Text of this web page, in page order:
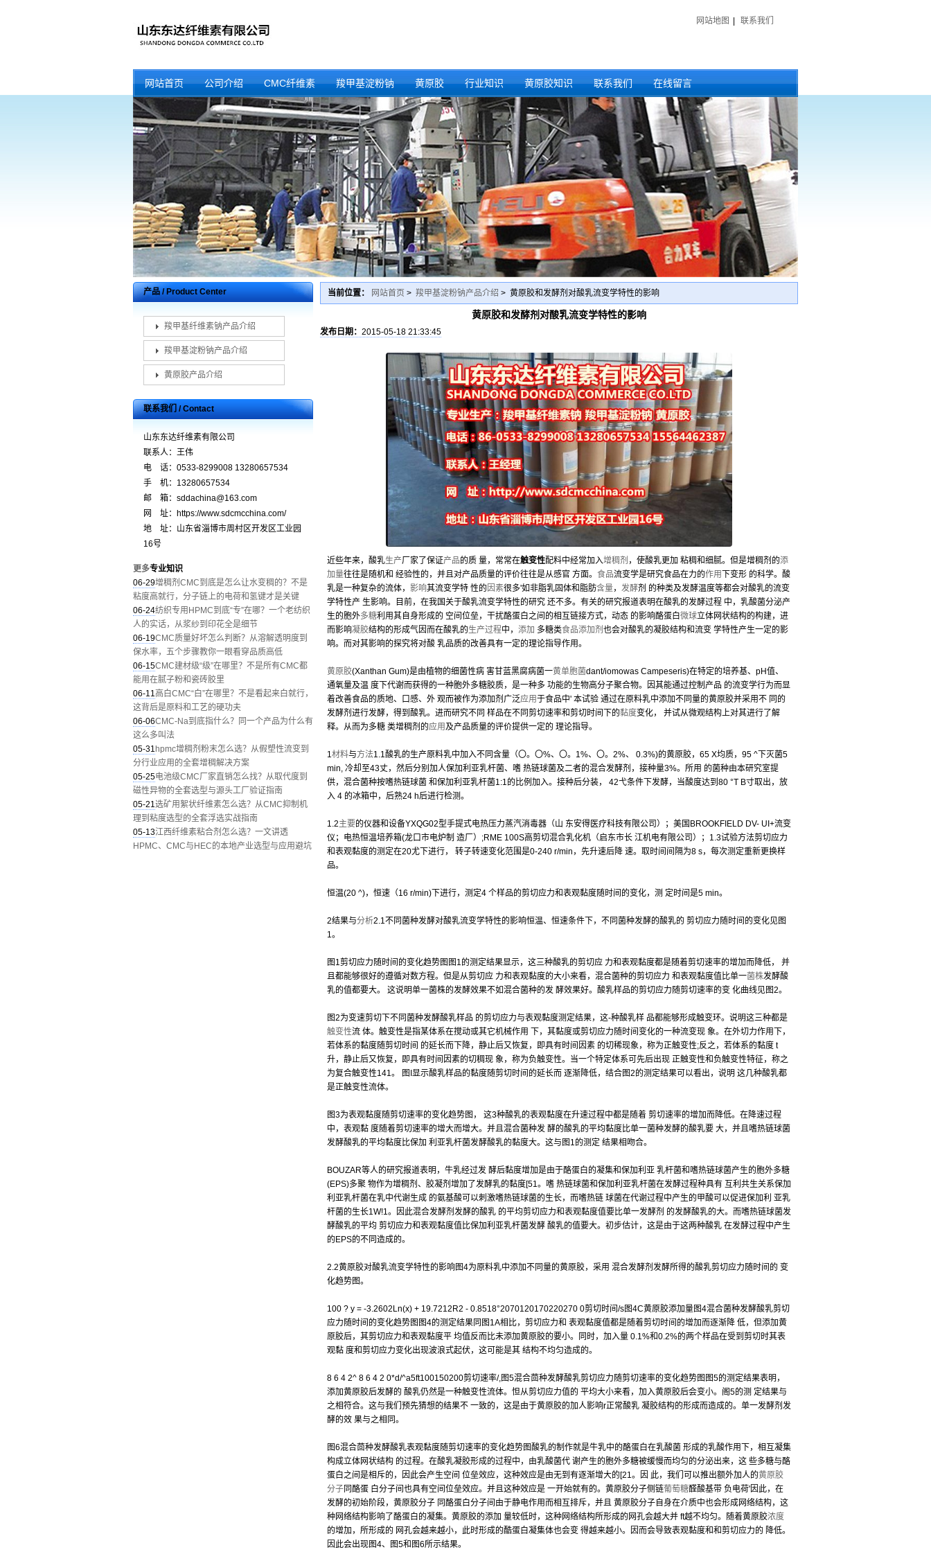
网站地图 联系我们
网站首页 公司介绍 CMC纤维素 羧甲基淀粉钠 黄原胶 行业知识 黄原胶知识 联系我们 在线留言
产品 / Product Center
羧甲基纤维素钠产品介绍
羧甲基淀粉钠产品介绍
黄原胶产品介绍
联系我们 / Contact
山东东达纤维素有限公司
联系人：王伟
电 话：0533-8299008 13280657534
手 机：13280657534
邮 箱：sddachina@163.com
网 址：https://www.sdcmcchina.com/
地 址：山东省淄博市周村区开发区工业园
16号
更多专业知识
06-29增稠剂CMC到底是怎么让水变稠的？不是
粘度高就行，分子链上的电荷和氢键才是关键
06-24纺织专用HPMC到底“专”在哪？一个老纺织
人的实话，从浆纱到印花全是细节
06-19CMC质量好坏怎么判断？从溶解透明度到
保水率，五个步骤教你一眼看穿品质高低
06-15CMC建材级“级”在哪里？不是所有CMC都
能用在腻子粉和瓷砖胶里
06-11高白CMC“白”在哪里？不是看起来白就行，
这背后是原料和工艺的硬功夫
06-06CMC-Na到底指什么？同一个产品为什么有
这么多叫法
05-31 hpmc增稠剂粉末怎么选？从假塑性流变到
分行业应用的全套增稠解决方案
05-25电池级CMC厂家直销怎么找？从取代度到
磁性异物的全套选型与源头工厂验证指南
05-21选矿用絮状纤维素怎么选？从CMC抑制机
理到粘度选型的全套浮选实战指南
05-13江西纤维素粘合剂怎么选？一文讲透
HPMC、CMC与HEC的本地产业选型与应用避坑
当前位置： 网站首页 > 羧甲基淀粉钠产品介绍 > 黄原胶和发酵剂对酸乳流变学特性的影响
黄原胶和发酵剂对酸乳流变学特性的影响
发布日期： 2015-05-18 21:33:45
近些年来，酸乳生产厂家了保证产品的质 量，常常在触变性配料中经常加入增稠剂 ，使酸乳更加 粘稠和细腻。但是增稠剂的添
加量往往是随机和 经验性的，并且对产品质量的评价往往是从感官 方面。 食品流变学是研究食品在力的作用 下变形 的科学。酸
乳是一种复杂的流体， 影响其流变学特 性的因素很多'如非脂乳固体和脂肪含量， 发酵剂 的种类及发酵温度等都会对酸乳的流变
学特性产 生影响。目前，在我国关于酸乳流变学特性的研究 还不多。有关的研究报道表明在酸乳的发酵过程 中，乳酸菌分泌产
生的胞外多糖利用其自身形成的 空间位垒，干扰酪蛋白之间的相互链接方式，动态 的影响酪蛋白微球立体网状结构的构建，进
而影响凝胶结构的形成气因而在酸乳的生产过程中， 添加 多糖类食品添加剂 也会对酸乳的凝胶结构和流变 学特性产生一定的影
响。而对其影响的探究将对酸 乳品质的改善具有一定的理论指导作用。
黄原胶(Xanthan Gum)是由植物的细菌性病 害甘蓝黑腐病菌一黄单胞菌dant/iomowas Campeseris)在特定的培养基、pH值、
通氧量及温 度下代谢而获得的一种胞外多糖胶质，是一种多 功能的生物高分子聚合物。因其能通过控制产品 的流变学行为而显
着改善食品的质地、口感、外 观而被作为添加剂广泛应用于食品中' 本试验 通过在原料乳中添加不同量的黄原胶并采用不 同的
发酵剂进行发酵，得到酸乳。进而研究不同 样品在不同剪切速率和剪切时间下的黏度变化， 并试从微观结构上对其进行了解
释。从而为多糖 类增稠剂的应用及产品质量的评价提供一定的 理论指导。
1材料与方法1.1酸乳的生产原料乳中加入不同含量（〇。〇%、〇。1%、〇。2%、 0.3%)的黄原胶，65 X均质，95 ^下灭菌5
min, 冷却至43丈，然后分别加人保加利亚乳杆菌、嗜 热链球菌及二者的混合发酵剂，接种量3%。所用 的菌种由本研究室提
供，混合菌种按嗜热链球菌 和保加利亚乳杆菌1:1的比例加入。接种后分装， 42弋条件下发酵，当酸度达到80 °T B寸取出，放
入 4 的冰箱中，后熟24 h后进行检测。
1.2主要的仪器和设备YXQG02型手提式电热压力蒸汽消毒器（山 东安得医疗科技有限公司）；美国BROOKFIELD DV- UI+流变
仪；电热恒温培养箱(龙口市电炉制 造厂）;RME 100S高剪切混合乳化机（启东市长 江机电有限公司）；1.3试验方法剪切应力
和表观黏度的测定在20尤下进行， 转子转速变化范围是0-240 r/min，先升速后降 速。取时间间隔为8 s，每次测定重新更换样
品。
恒温(20 ^)，恒速（16 r/min)下进行，测定4 个样品的剪切应力和表观黏度随时间的变化，测 定时间是5 min。
2结果与分析2.1不同菌种发酵对酸乳流变学特性的影响恒温、恒速条件下，不同菌种发酵的酸乳的 剪切应力随时间的变化见图
1。
图1剪切应力随时间的变化趋势图图1的测定结果显示，这三种酸乳的剪切应 力和表观黏度都是随着剪切速率的增加而降低， 并
且都能够很好的遵循对数方程。但是从剪切应 力和表观黏度的大小来看，混合菌种的剪切应力 和表观黏度值比单一菌株发酵酸
乳的值都要大。 这说明单一菌株的发酵效果不如混合菌种的发 酵效果好。酸乳样品的剪切应力随剪切速率的变 化曲线见图2。
图2为变速剪切下不同菌种发酵酸乳样品 的剪切应力与表观黏度测定结果，这-种酸乳样 品都能够形成触变环。说明这三种都是
触变性流 体。触变性是指某体系在搅动或其它机械作用 下，其黏度或剪切应力随时间变化的一种流变现 象。在外切力作用下，
若体系的黏度随剪切时间 的延长而下降，静止后又恢复，即具有时间因素 的切稀现象，称为正触变性;反之，若体系的黏度 t
升，静止后又恢复，即具有时间因素的切稠现 象，称为负触变性。当一个特定体系可先后出现 正触变性和负触变性特征，称之
为复合触变性141。 图I显示酸乳样品的黏度随剪切时间的延长而 逐渐降低，结合图2的测定结果可以看出，说明 这几种酸乳都
是正触变性流体。
图3为表观黏度随剪切速率的变化趋势图， 这3种酸乳的表观黏度在升速过程中都是随着 剪切速率的增加而降低。在降速过程
中，表观黏 度随着剪切速率的增大而增大。并且混合菌种发 酵的酸乳的平均黏度比单一菌种发酵的酸乳要 大，并且嗜热链球菌
发酵酸乳的平均黏度比保加 利亚乳杆菌发酵酸乳的黏度大。这与图1的测定 结果相吻合。
BOUZAR等人的研究报道表明，牛乳经过发 酵后黏度增加是由于酪蛋白的凝集和保加利亚 乳杆菌和嗜热链球菌产生的胞外多糖
(EPS)多聚 物作为增稠剂、胶凝剂增加了发酵乳的黏度[51。嗜 热链球菌和保加利亚乳杆菌在发酵过程种具有 互利共生关系保加
利亚乳杆菌在乳中代谢生成 的氨基酸可以刺激嗜热链球菌的生长，而嗜热链 球菌在代谢过程中产生的甲酸可以促进保加利 亚乳
杆菌的生长1W!1。因此混合发酵剂发酵的酸乳 的平均剪切应力和表观黏度值要比单一发酵剂 的发酵酸乳的大。而嗜热链球菌发
酵酸乳的平均 剪切应力和表观黏度值比保加利亚乳杆菌发酵 酸乳的值要大。初步估计，这是由于这两种酸乳 在发酵过程中产生
的EPS的不同造成的。
2.2黄原胶对酸乳流变学特性的影响图4为原料乳中添加不同量的黄原胶，采用 混合发酵剂发酵所得的酸乳剪切应力随时间的 变
化趋势图。
100 ? y = -3.2602Ln(x) + 19.7212R2 - 0.8518°2070120170220270 0剪切时间/s图4C黄原胶添加量图4混合菌种发酵酸乳剪切
应力随时间的变化趋势图图4的测定结果同图1A相比，剪切应力和 表观黏度值都是随着剪切时间的增加而逐渐降 低，但添加黄
原胶后，其剪切应力和表观黏度平 均值反而比未添加黄原胶的要小。同时，加入量 0.1%和0.2%的两个样品在受到剪切时其表
观黏 度和剪切应力变化出现波浪式起伏，这可能是其 结构不均匀造成的。
8 6 4 2^ 8 6 4 2 0*d/^a5ft100150200剪切速率/,图5混合茴种发酵酸乳剪切应力随剪切速率的变化趋势图图5的测定结果表明，
添加黄原胶后发酵的 酸乳仍然是一种触变性流体。怛从剪切应力值的 平均大小来看，加入黄原胶后会变小。阁5的测 定结果与
之相符合。这与我们预先猜想的结果不 一致的，这是由于黄原胶的加人影响r正常酸乳 凝胶结构的形成而造成的。单一发酵剂发
酵的效 果与之相同。
图6混合茴种发酵酸乳表观黏度随剪切速率的变化趋势图酸乳的制作就是牛乳中的酪蛋白在乳酸菌 形成的乳酸作用下，相互凝集
构成立体网状结构 的过程。在酸乳凝胶形成的过程中，由乳酸菌代 谢产生的胞外多糖被缓慢而均匀的分泌出来，这 些多糖与酪
蛋白之间是相斥的，因此会产生空间 位垒效应，这种效应是由无到有逐渐增大的[21。因 此，我们可以推出额外加人的黄原胶
分子 同酪蛋 白分子间也具有空间位垒效应。并且这种效应是 一开始就有的。黄原胶分子侧链葡萄糖醛酸基带 负电荷'因此，在
发酵的初始阶段，黄原胶分子 同酪蛋白分子间由于静电作用而相互排斥，并且 黄原胶分子自身在介质中也会形成网络结构，这
种网络结构影响了酪蛋白的凝集。黄原胶的添加 量较低时，这种网络结构所形成的网孔会越大并 ft越不均匀。随着黄原胶浓度
的增加，所形成的 网孔会越来越小，此时形成的酷蛋白凝集体也会变 得越来越小。因而会导致表观黏度和和剪切应力的 降低。
因此会出现图4、图5和图6所示结果。